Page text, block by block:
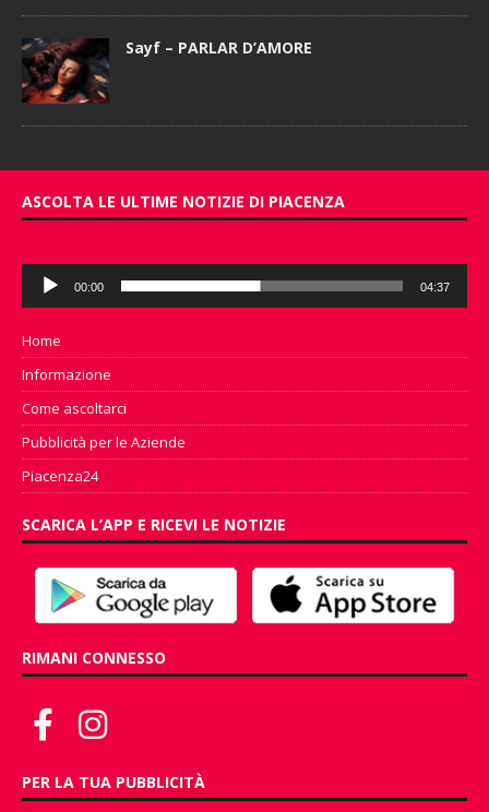
Sayf – PARLAR D’AMORE
ASCOLTA LE ULTIME NOTIZIE DI PIACENZA
Audio
Player
00:00 04:37
Home
Informazione
Come ascoltarci
Pubblicità per le Aziende
Piacenza24
SCARICA L’APP E RICEVI LE NOTIZIE
RIMANI CONNESSO
PER LA TUA PUBBLICITÀ